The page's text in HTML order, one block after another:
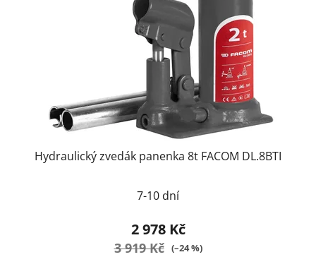
Hydraulický zvedák panenka 8t FACOM DL.8BTI
7-10 dní
2 978 Kč
3 919 Kč (–24 %)